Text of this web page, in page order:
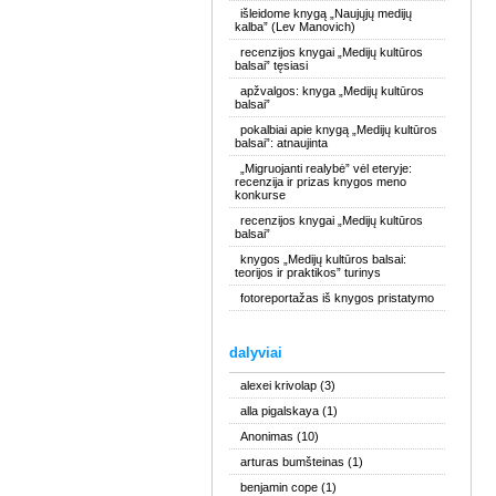
išleidome knygą „Naujųjų medijų
kalba” (Lev Manovich)
recenzijos knygai „Medijų kultūros
balsai” tęsiasi
apžvalgos: knyga „Medijų kultūros
balsai”
pokalbiai apie knygą „Medijų kultūros
balsai”: atnaujinta
„Migruojanti realybė” vėl eteryje:
recenzija ir prizas knygos meno
konkurse
recenzijos knygai „Medijų kultūros
balsai”
knygos „Medijų kultūros balsai:
teorijos ir praktikos” turinys
fotoreportažas iš knygos pristatymo
dalyviai
alexei krivolap (3)
alla pigalskaya (1)
Anonimas (10)
arturas bumšteinas (1)
benjamin cope (1)